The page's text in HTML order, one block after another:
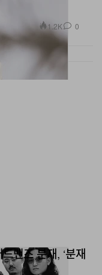
1.2K 0
맨즈 분재, ‘분재